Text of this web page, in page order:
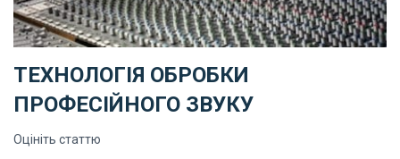
ТЕХНОЛОГІЯ ОБРОБКИ
ПРОФЕСІЙНОГО ЗВУКУ
Оцініть статтю